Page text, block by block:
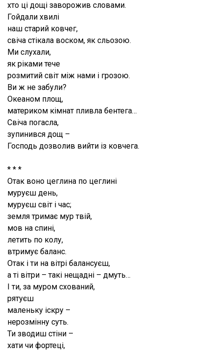
хто ці дощі заворожив словами.
Гойдали хвилі
наш старий ковчег,
свіча стікала воском, як сльозою.
Ми слухали,
як ріками тече
розмитий світ між нами і грозою.
Ви ж не забули?
Океаном площ,
материком кімнат пливла бентега…
Свіча погасла,
зупинився дощ –
Господь дозволив вийти із ковчега.
* * *
Отак воно цеглина по цеглині
муруєш день,
муруєш світ і час;
земля тримає мур твій,
мов на спині,
летить по колу,
втримує баланс.
Отак і ти на вітрі балансуєш,
а ті вітри – такі нещадні – дмуть…
І ти, за муром схований,
рятуєш
маленьку іскру –
нерозмінну суть.
Ти зводиш стіни –
хати чи фортеці,